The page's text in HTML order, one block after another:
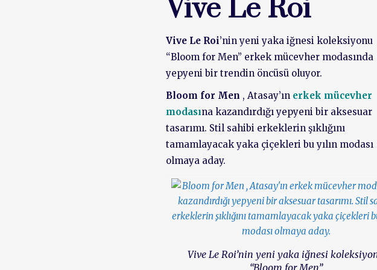
Vive Le Roi
Vive Le Roi’nin yeni yaka iğnesi koleksiyonu
“Bloom for Men” erkek mücevher modasında
yepyeni bir trendin öncüsü oluyor.
Bloom for Men , Atasay’ın erkek mücevher
modasına kazandırdığı yepyeni bir aksesuar
tasarımı. Stil sahibi erkeklerin şıklığını
tamamlayacak yaka çiçekleri bu yılın modası
olmaya aday.
Vive Le Roi’nin yeni yaka iğnesi
“Bloom for Men”